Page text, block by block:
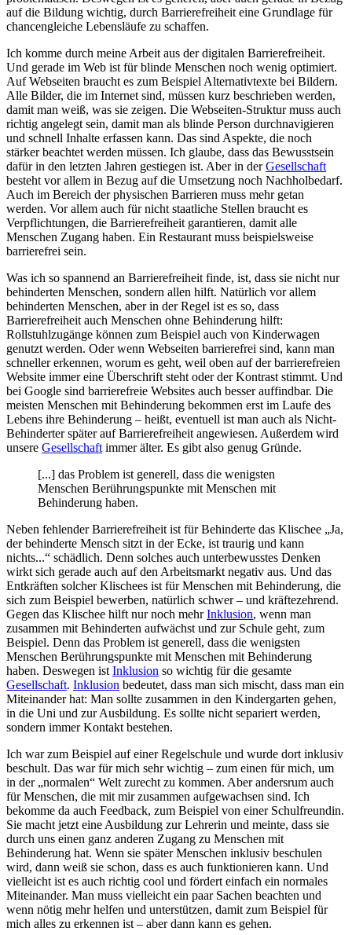
auf die Bildung wichtig, durch Barrierefreiheit eine Grundlage für
chancengleiche Lebensläufe zu schaffen.
Ich komme durch meine Arbeit aus der digitalen Barrierefreiheit.
Und gerade im Web ist für blinde Menschen noch wenig optimiert.
Auf Webseiten braucht es zum Beispiel Alternativtexte bei Bildern.
Alle Bilder, die im Internet sind, müssen kurz beschrieben werden,
damit man weiß, was sie zeigen. Die Webseiten-Struktur muss auch
richtig angelegt sein, damit man als blinde Person durchnavigieren
und schnell Inhalte erfassen kann. Das sind Aspekte, die noch
stärker beachtet werden müssen. Ich glaube, dass das Bewusstsein
dafür in den letzten Jahren gestiegen ist. Aber in derGesellschaft
besteht vor allem in Bezug auf die Umsetzung noch Nachholbedarf.
Auch im Bereich der physischen Barrieren muss mehr getan
werden. Vor allem auch für nicht staatliche Stellen braucht es
Verpflichtungen, die Barrierefreiheit garantieren, damit alle
Menschen Zugang haben. Ein Restaurant muss beispielsweise
barrierefrei sein.
Was ich so spannend an Barrierefreiheit finde, ist, dass sie nicht nur
behinderten Menschen, sondern allen hilft. Natürlich vor allem
behinderten Menschen, aber in der Regel ist es so, dass
Barrierefreiheit auch Menschen ohne Behinderung hilft:
Rollstuhlzugänge können zum Beispiel auch von Kinderwagen
genutzt werden. Oder wenn Webseiten barrierefrei sind, kann man
schneller erkennen, worum es geht, weil oben auf der barrierefreien
Website immer eine Überschrift steht oder der Kontrast stimmt. Und
bei Google sind barrierefreie Websites auch besser auffindbar. Die
meisten Menschen mit Behinderung bekommen erst im Laufe des
Lebens ihre Behinderung – heißt, eventuell ist man auch als Nicht-
Behinderter später auf Barrierefreiheit angewiesen. Außerdem wird
unsere Gesellschaft immer älter. Es gibt also genug Gründe.
[...] das Problem ist generell, dass die wenigsten
Menschen Berührungspunkte mit Menschen mit
Behinderung haben.
Neben fehlender Barrierefreiheit ist für Behinderte das Klischee „Ja,
der behinderte Mensch sitzt in der Ecke, ist traurig und kann
nichts...“ schädlich. Denn solches auch unterbewusstes Denken
wirkt sich gerade auch auf den Arbeitsmarkt negativ aus. Und das
Entkräften solcher Klischees ist für Menschen mit Behinderung, die
sich zum Beispiel bewerben, natürlich schwer – und kräftezehrend.
Gegen das Klischee hilft nur noch mehrInklusion, wenn man
zusammen mit Behinderten aufwächst und zur Schule geht, zum
Beispiel. Denn das Problem ist generell, dass die wenigsten
Menschen Berührungspunkte mit Menschen mit Behinderung
haben. Deswegen ist Inklusion so wichtig für die gesamte
Gesellschaft. Inklusion bedeutet, dass man sich mischt, dass man ein
Miteinander hat: Man sollte zusammen in den Kindergarten gehen,
in die Uni und zur Ausbildung. Es sollte nicht separiert werden,
sondern immer Kontakt bestehen.
Ich war zum Beispiel auf einer Regelschule und wurde dort inklusiv
beschult. Das war für mich sehr wichtig – zum einen für mich, um
in der „normalen“ Welt zurecht zu kommen. Aber andersrum auch
für Menschen, die mit mir zusammen aufgewachsen sind. Ich
bekomme da auch Feedback, zum Beispiel von einer Schulfreundin.
Sie macht jetzt eine Ausbildung zur Lehrerin und meinte, dass sie
durch uns einen ganz anderen Zugang zu Menschen mit
Behinderung hat. Wenn sie später Menschen inklusiv beschulen
wird, dann weiß sie schon, dass es auch funktionieren kann. Und
vielleicht ist es auch richtig cool und fördert einfach ein normales
Miteinander. Man muss vielleicht ein paar Sachen beachten und
wenn nötig mehr helfen und unterstützen, damit zum Beispiel für
mich alles zu erkennen ist – aber dann kann es gehen.